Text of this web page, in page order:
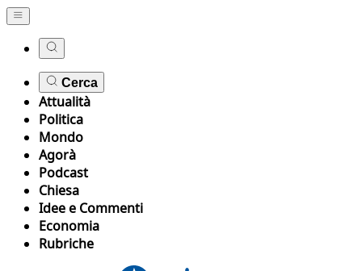
Cerca
Attualità
Politica
Mondo
Agorà
Podcast
Chiesa
Idee e Commenti
Economia
Rubriche